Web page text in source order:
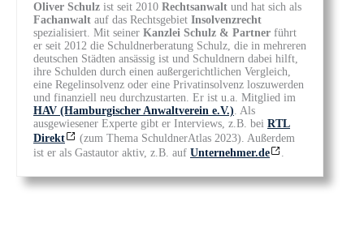
Oliver Schulz ist seit 2010 Rechtsanwalt und hat sich als
Fachanwalt auf das Rechtsgebiet Insolvenzrecht
spezialisiert. Mit seiner Kanzlei Schulz & Partner führt
er seit 2012 die Schuldnerberatung Schulz, die in mehreren
deutschen Städten ansässig ist und Schuldnern dabei hilft,
ihre Schulden durch einen außergerichtlichen Vergleich,
eine Regelinsolvenz oder eine Privatinsolvenz loszuwerden
und finanziell neu durchzustarten. Er ist u.a. Mitglied im
HAV (Hamburgischer Anwaltverein e.V.). Als
ausgewiesener Experte gibt er Interviews, z.B. bei RTL
Direkt
(zum Thema SchuldnerAtlas 2023). Außerdem
ist er als Gastautor aktiv, z.B. auf Unternehmer.de .